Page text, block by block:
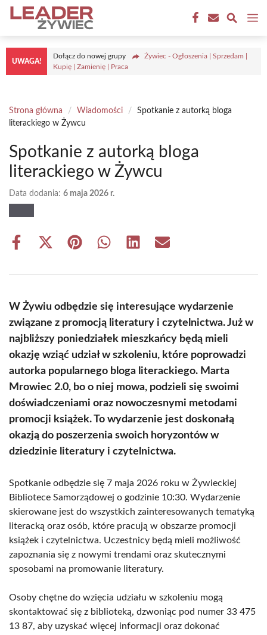
Przejdź
treści
UWAGA!
Dołącz do nowej grupy
Żywiec - Ogłoszenia | Sprzedam |
Kupię | Zamienię | Praca
Strona główna / Wiadomości /
Spotkanie z autorką bloga
literackiego w Żywcu
Spotkanie z autorką bloga
literackiego w Żywcu
Data dodania: 6 maja 2026 r.
Share
Share
(Twitter)
Share Share Share Share
W Żywiu odbędzie się interesujące wydarzenie
związane z promocją literatury i czytelnictwa. Już w
najbliższy poniedziałek mieszkańcy będą mieli
okazję wziąć udział w szkoleniu, które poprowadzi
autorka popularnego bloga literackiego. Marta
Mrowiec 2.0, bo o niej mowa, podzieli się swoimi
doświadczeniami oraz nowoczesnymi metodami
promocji książek. To wydarzenie jest doskonałą
okazją do poszerzenia swoich horyzontów w
dziedzinie literatury i czytelnictwa.
Spotkanie odbędzie się 7 maja 2026 roku w Żywieckiej
Bibliotece Samorządowej o godzinie 10:30. Wydarzenie
skierowane jest do wszystkich zainteresowanych tematyką
literacką oraz osób, które pracują w obszarze promocji
książek i czytelnictwa. Uczestnicy będą mieli możliwość
zapoznania się z nowymi trendami oraz skutecznymi
sposobami na promowanie literatury.
Osoby chętne do wzięcia udziału w szkoleniu mogą
skontaktować się z biblioteką, dzwoniąc pod numer 33 475
13 87, aby uzyskać więcej informacji oraz dokonać